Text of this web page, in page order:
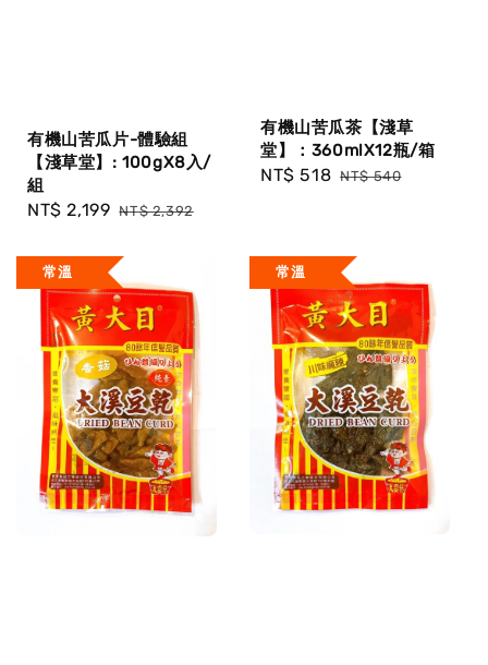
有機山苦瓜片-體驗組
【淺草堂】: 100gX8入/
組
Sale
NT$ 2,199 Regular
NT$ 2,392
有機山苦瓜茶【淺草
堂】：360mlX12瓶/箱
Sale
NT$ 518 Regular
NT$ 540
常溫 常溫